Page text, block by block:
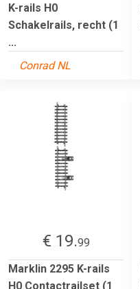
K-rails H0
Schakelrails, recht (1
...
Conrad NL
€ 19.99
Marklin 2295 K-rails
H0 Contactrailset (1